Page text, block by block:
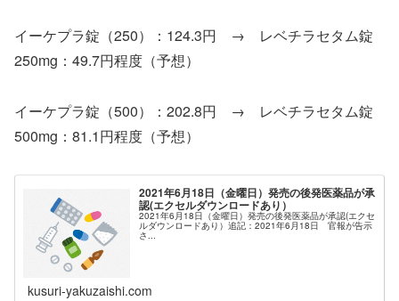
イーケプラ錠（250）：124.3円 → レベチラセタム錠
250mg：49.7円程度（予想）
イーケプラ錠（500）：202.8円 → レベチラセタム錠
500mg：81.1円程度（予想）
2021年6月18日（金曜日）発売の後発医薬品が承
認(エクセルダウンロードあり）
2021年6月18日（金曜日）発売の後発医薬品が承認(エクセ
ルダウンロードあり）追記：2021年6月18日 官報が告示
さ...
kusuri-yakuzaishi.com